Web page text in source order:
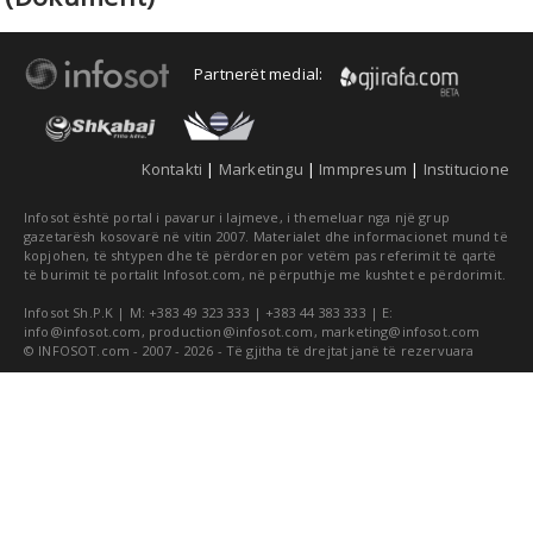
Partnerët medial:
Kontakti | Marketingu | Immpresum | Institucione
Infosot është portal i pavarur i lajmeve, i themeluar nga një grup
gazetarësh kosovarë në vitin 2007. Materialet dhe informacionet mund të
kopjohen, të shtypen dhe të përdoren por vetëm pas referimit të qartë
të burimit të portalit Infosot.com, në përputhje me kushtet e përdorimit.
Infosot Sh.P.K | M: +383 49 323 333 | +383 44 383 333 | E:
info@infosot.com , production@infosot.com , marketing@infosot.com
© INFOSOT.com - 2007 - 2026 - Të gjitha të drejtat janë të rezervuara